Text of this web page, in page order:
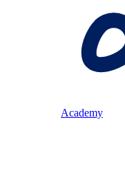
Academy